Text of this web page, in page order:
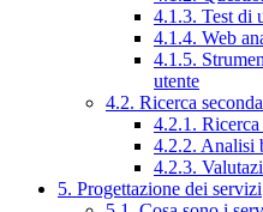
4.1.3. Test di
4.1.4. Web
4.1.5.
utente
4.2. Ricerca
4.2.1.
4.2.2. Analisi
4.2.3.
5. Progettazione dei servizi